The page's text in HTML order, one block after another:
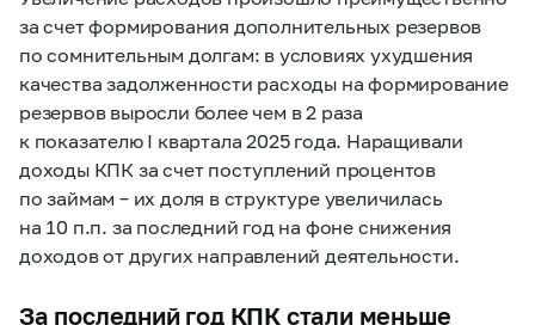
за счет формирования дополнительных резервов
по сомнительным долгам: в условиях ухудшения
качества задолженности расходы на формирование
резервов выросли более чем в 2 раза
к показателю I квартала 2025 года. Наращивали
доходы КПК за счет поступлений процентов
по займам – их доля в структуре увеличилась
на 10 п.п. за последний год на фоне снижения
доходов от других направлений деятельности.
За последний год КПК стали меньше